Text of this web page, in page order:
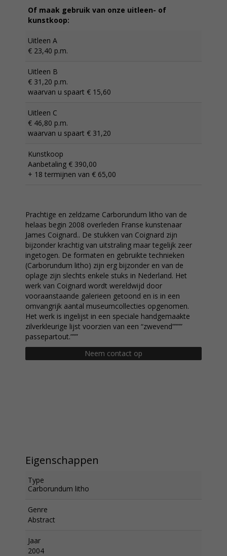
Of maak gebruik van onze uitleen- of
kunstkoop:
Uitleen A
€ 23,40 p.m.
Uitleen B
€ 31,20 p.m.
waarvan u spaart € 15,60
Uitleen C
€ 46,80 p.m.
waarvan u spaart € 31,20
Kunstkoop
Aanbetaling € 390,00
+ 18 termijnen van € 65,00
Prachtige en zeldzame Carborundum litho van de
helaas begin 2008 overleden Franse kunstenaar
James Coignard.. De stukken van Coignard zijn
bijzonder krachtig van uitstraling maar tegelijk zeer
ingetogen. De formaten en gebruikte technieken
(Carborundum litho) zijn erg bijzonder en van de
oplage zijn slechts enkele stuks in Nederland. Het
werk van Coignard wordt wereldwijd door
vooraanstaande galerieen getoond en is in een
omvangrijk aantal museumcollecties opgenomen.
Het werk is ingelijst in een speciale handgemaakte
zilverkleurige lijst voorzien van een “zwevend””””
passepartout.”””
Neem contact op
Eigenschappen
Type
Carborundum litho
Genre
Abstract
Jaar
2004